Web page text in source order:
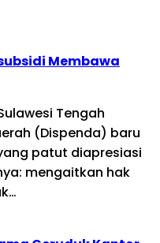
Membawa
Tengah
(Dispenda) baru
patut diapresiasi
mengaitkan hak